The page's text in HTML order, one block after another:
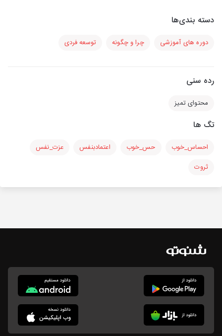
دسته بندی‌ها
دوره های آموزشی چرا و چگونه توسعه فردی
رده سنی
محتوای تمیز
تگ ها
احساس_خوب حس_خوب اعتمادبنفس
عزت_نفس
ثروت